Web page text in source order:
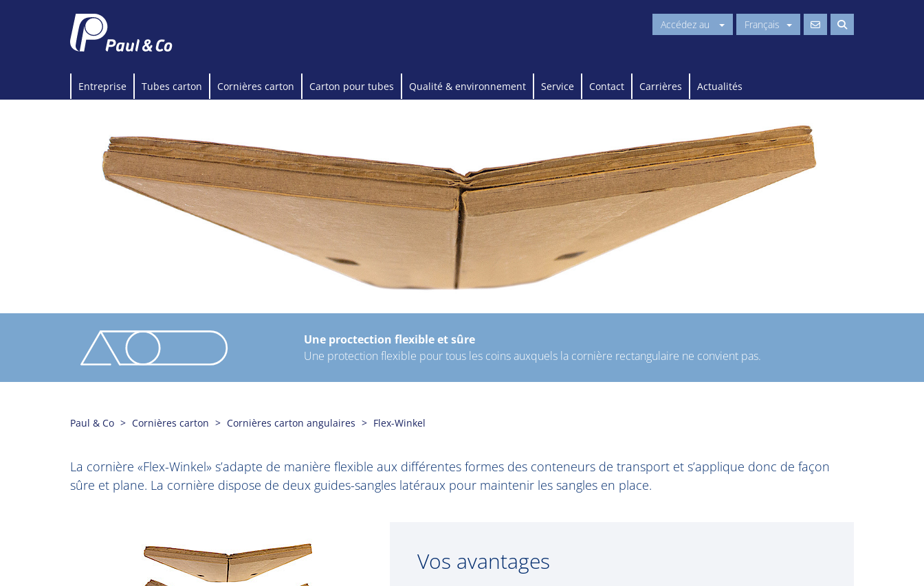
Accédez au Français
Entreprise Tubes carton Cornières carton Carton pour tubes Qualité & environnement Service Contact Carrières Actualités
Une proctection flexible et sûre
Une protection flexible pour tous les coins auxquels la cornière rectangulaire ne convient pas.
Paul & Co Cornières carton Cornières carton angulaires Flex-Winkel
La cornière «Flex-Winkel» s’adapte de manière flexible aux différentes formes des conteneurs de transport et s’applique donc de façon
sûre et plane. La cornière dispose de deux guides-sangles latéraux pour maintenir les sangles en place.
Vos avantages